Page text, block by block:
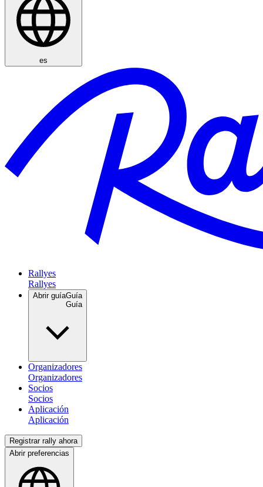
es
Rallyes
Abrir guíaGuía
Organizadores
Socios
Aplicación
Registrar rally ahora
Abrir preferencias